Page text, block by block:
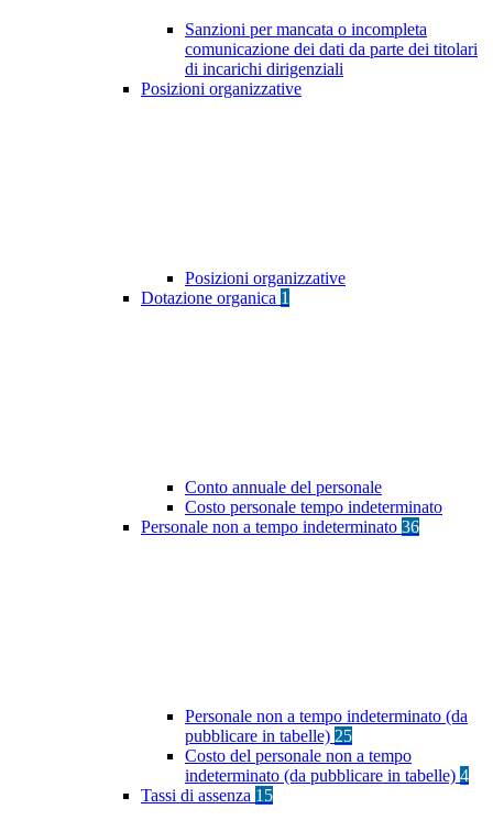
Sanzioni per mancata o incompleta
comunicazione dei dati da parte dei titolari
di incarichi dirigenziali
Posizioni organizzative
Posizioni organizzative
Dotazione organica 1
Conto annuale del personale
Costo personale tempo indeterminato
Personale non a tempo indeterminato 36
Personale non a tempo indeterminato (da
pubblicare in tabelle) 25
Costo del personale non a tempo
indeterminato (da pubblicare in tabelle) 4
Tassi di assenza 15